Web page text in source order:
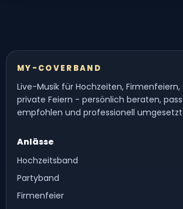
MY-COVERBAND
Live-Musik für Hochzeiten, Firmenfeiern,
private Feiern - persönlich beraten,
empfohlen und professionell umgesetzt.
Anlässe
Hochzeitsband
Partyband
Firmenfeier